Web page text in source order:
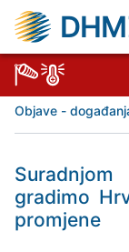
Objave -
gradimo
promjene